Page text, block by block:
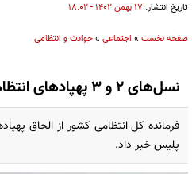
تاریخ انتشار: ۱۷ بهمن ۱۴۰۲ - ۱۸:۰۲
صفحه نخست » اجتماعی »حوادث و انتظامی
نسل‌های ۲ و ۳ پهپادهای انتظامی به دست پلیس می‌رسد
پلیس خبر داد.